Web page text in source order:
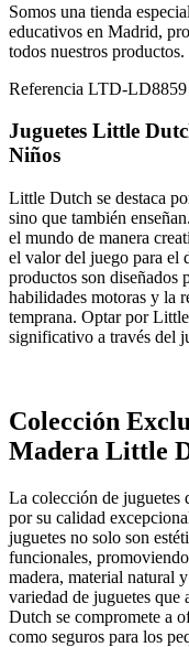
Somos una tienda
educativos en Madrid,
todos nuestros productos.
Referencia LTD-LD8859
Juguetes Little
Niños
Little Dutch se destaca
sino que también
el mundo de manera
el valor del juego para el
productos son diseñados
habilidades motoras y la
temprana. Optar por
significativo a través del
Colección
Madera Little
La colección de juguetes
por su calidad
juguetes no solo son
funcionales,
madera, material natural
variedad de juguetes
Dutch se compromete a
como seguros para los